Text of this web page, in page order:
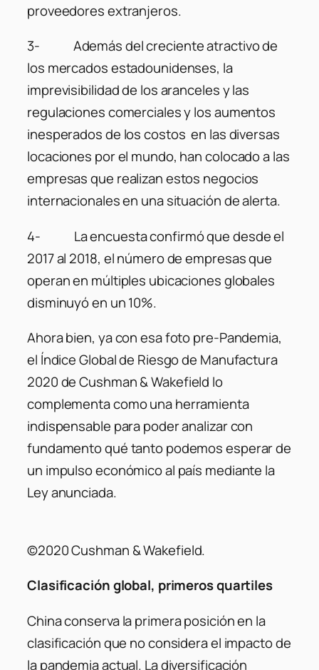
proveedores extranjeros.
3- Además del creciente atractivo de
los mercados estadounidenses, la
imprevisibilidad de los aranceles y las
regulaciones comerciales y los aumentos
inesperados de los costos en las diversas
locaciones por el mundo, han colocado a las
empresas que realizan estos negocios
internacionales en una situación de alerta.
4- La encuesta confirmó que desde el
2017 al 2018, el número de empresas que
operan en múltiples ubicaciones globales
disminuyó en un 10%.
Ahora bien, ya con esa foto pre-Pandemia,
el Índice Global de Riesgo de Manufactura
2020 de Cushman & Wakefield lo
complementa como una herramienta
indispensable para poder analizar con
fundamento qué tanto podemos esperar de
un impulso económico al país mediante la
Ley anunciada.
©2020 Cushman & Wakefield.
Clasificación global, primeros quartiles
China conserva la primera posición en la
clasificación que no considera el impacto de
la pandemia actual. La diversificación